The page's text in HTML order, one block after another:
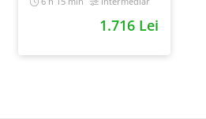
1.716 Lei